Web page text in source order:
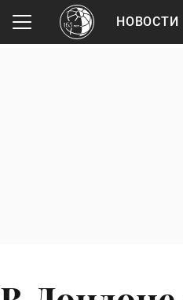
НОВОСТИ